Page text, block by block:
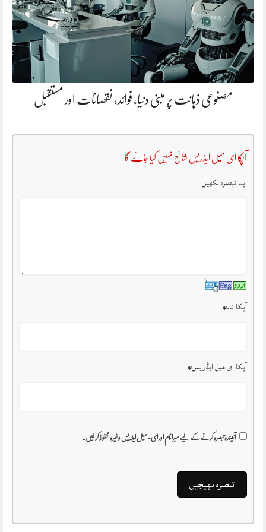
مصنوعی ذہانت پر مبنی دنیا، فوائد، نقصانات اور مستقبل
آپکا ای میل ایڈریس شائع نہیں کیا جائے گا
اپنا تبصرہ لکھیں
آپکا نام*
آپکا ای میل ایڈریس*
آئیندہ تبصرہ کرنے کے لیے میرا نام اور ای-میل ایڈریس وغیرہ محفوظ کر لیں۔